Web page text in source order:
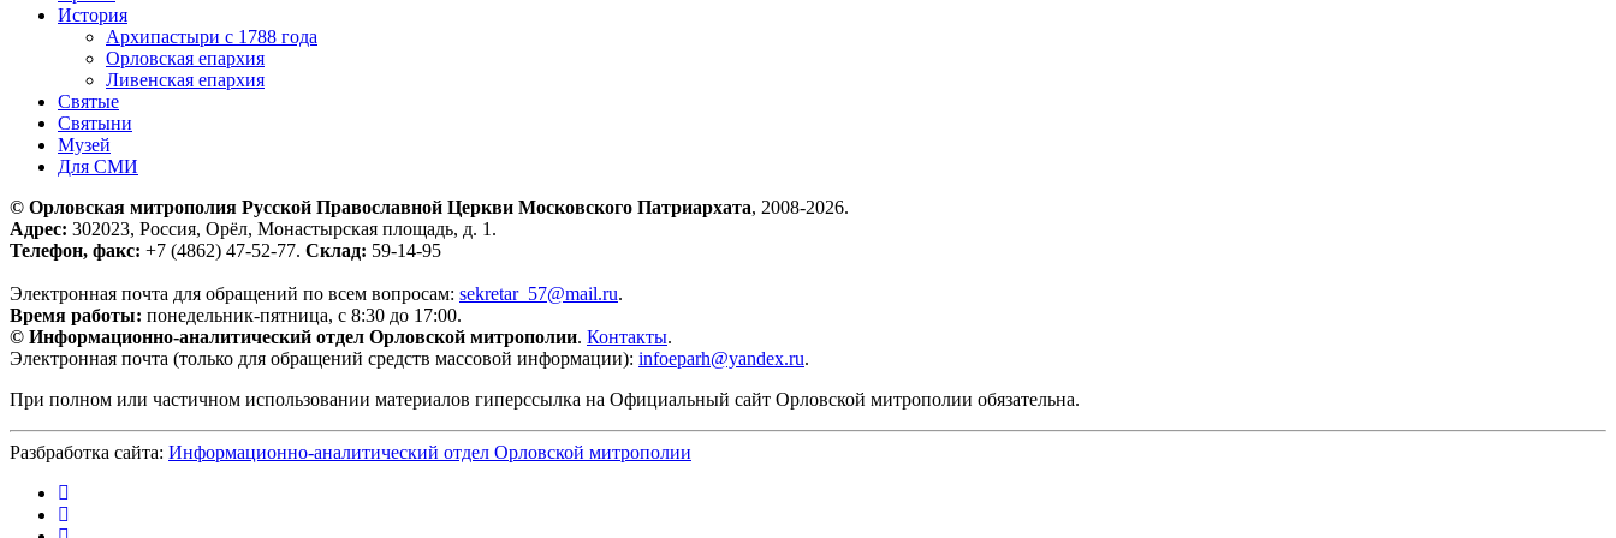
История
Архипастыри с 1788 года
Орловская епархия
Ливенская епархия
Святые
Святыни
Музей
Для СМИ
© Орловская митрополия Русской Православной Церкви Московского Патриархата, 2008-2026.
Адрес: 302023, Россия, Орёл, Монастырская площадь, д. 1.
Телефон, факс: +7 (4862) 47-52-77. Склад: 59-14-95
Электронная почта для обращений по всем вопросам: sekretar_57@mail.ru.
Время работы: понедельник-пятница, с 8:30 до 17:00.
© Информационно-аналитический отдел Орловской митрополии. Контакты.
Электронная почта (только для обращений средств массовой информации): infoeparh@yandex.ru.
При полном или частичном использовании материалов гиперссылка на Официальный сайт Орловской митрополии обязательна.
Разбработка сайта: Информационно-аналитический отдел Орловской митрополии